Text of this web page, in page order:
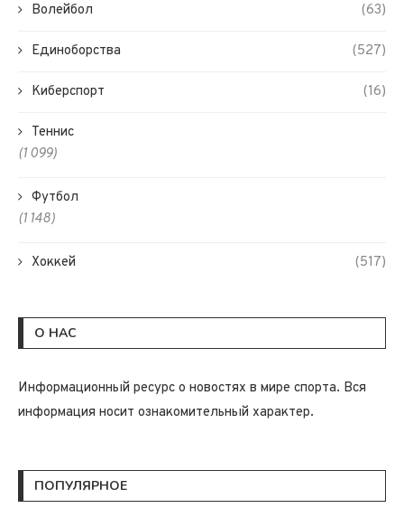
Волейбол (63)
Единоборства (527)
Киберспорт (16)
Теннис
(1 099)
Футбол
(1 148)
Хоккей (517)
О НАС
Информационный ресурс о новостях в мире спорта. Вся
информация носит ознакомительный характер.
ПОПУЛЯРНОЕ